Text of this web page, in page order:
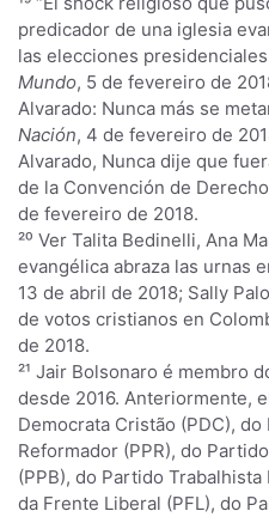
predicador de una iglesia
las elecciones presidenciales
Mundo, 5 de fevereiro de
Alvarado: Nunca más se
Nación, 4 de fevereiro de
Alvarado, Nunca dije que
de la Convención de
de fevereiro de 2018.
²⁰ Ver Talita Bedinelli, Ana
evangélica abraza las urnas
13 de abril de 2018; Sally
de votos cristianos en
de 2018.
²¹ Jair Bolsonaro é membro
desde 2016. Anteriormente,
Democrata Cristão (PDC),
Reformador (PPR), do
(PPB), do Partido
da Frente Liberal (PFL), do